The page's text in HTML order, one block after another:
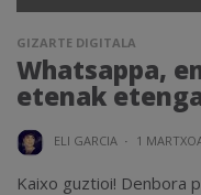
GIZARTE DIGITALA
Whatsappa,
etenak
ELI GARCIA · 1
Kaixo guztioi! Denbora